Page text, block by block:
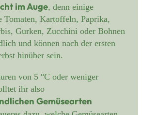
im Auge, denn einige
Tomaten, Kartoffeln, Paprika,
Gurken, Zucchini oder Bohnen
und können nach der ersten
hinüber sein.
von 5 °C oder weniger
ihr also
Gemüsearten